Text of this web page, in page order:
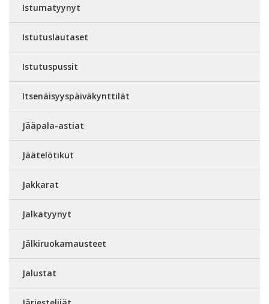
Istumatyynyt
Istutuslautaset
Istutuspussit
Itsenäisyyspäiväkynttilät
Jääpala-astiat
Jäätelötikut
Jakkarat
Jalkatyynyt
Jälkiruokamausteet
Jalustat